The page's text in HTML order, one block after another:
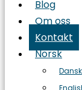
Blog
Om oss
Kontakt
Norsk
Dansk